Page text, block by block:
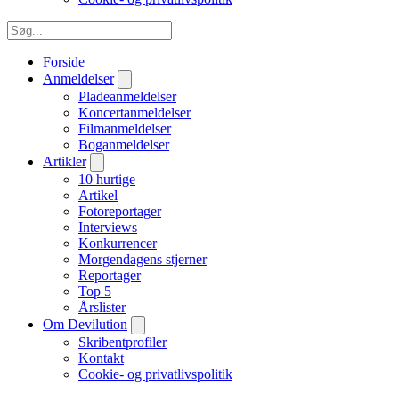
Forside
Anmeldelser
Pladeanmeldelser
Koncertanmeldelser
Filmanmeldelser
Boganmeldelser
Artikler
10 hurtige
Artikel
Fotoreportager
Interviews
Konkurrencer
Morgendagens stjerner
Reportager
Top 5
Årslister
Om Devilution
Skribentprofiler
Kontakt
Cookie- og privatlivspolitik